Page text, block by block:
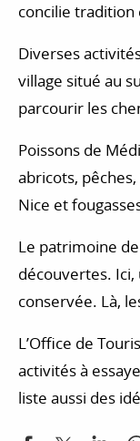
concilie
repos.
Diverses
village situé au
parcourir les
activités de
balade en
ferrata…
Poissons de
abricots, pêches,
Nice et
nougats…
Côte d’Azur
délicieuse. Les
unique de vivre
achetant les
pour des repas
Le patrimoine
découvertes.
conservée. Là,
L’Office de
activités à
liste aussi des